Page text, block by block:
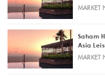
MARKET
Saham
Asia
MARKET